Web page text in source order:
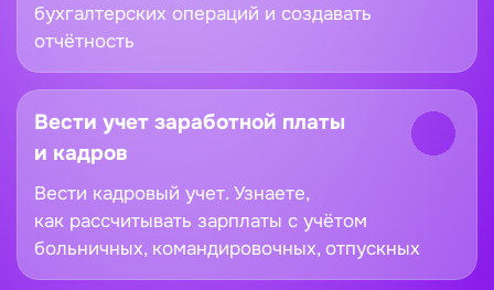
бухгалтерских операций и создавать
отчётность
Вести учет заработной платы
и кадров
Вести кадровый учет. Узнаете,
как рассчитывать зарплаты с учётом
больничных, командировочных, отпускных